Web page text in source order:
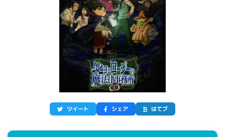
ツイート シェア はてブ